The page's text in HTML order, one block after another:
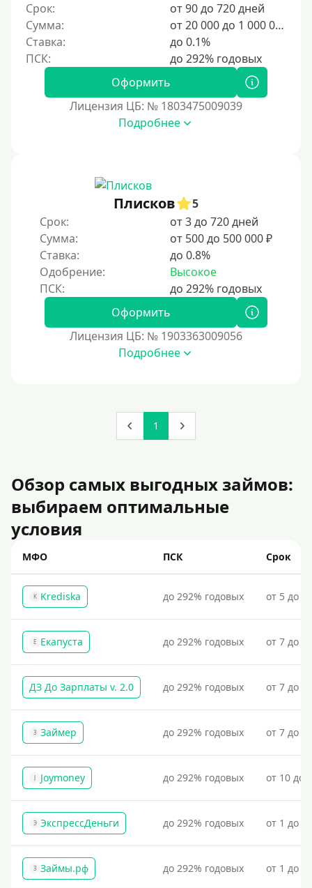
Срок:
от 90 до 720 дней
Сумма:
от 20 000 до 1 000 000 ₽
Ставка:
до 0.1%
Оформить
Лицензия ЦБ: № 1803475009039
Подробнее
Плисков
5
Срок:
от 3 до 720 дней
Сумма:
от 500 до 500 000 ₽
Ставка:
до 0.8%
Одобрение:
Высокое
Оформить
Лицензия ЦБ: № 1903363009056
Подробнее
1
Обзор самых выгодных займов:
выбираем оптимальные
условия
МФО ПСК Срок
K Krediska до 292% годовых от 5 до
Е Екапуста до 292% годовых от 7 до
ДЗ До Зарплаты v. 2.0 до 292% годовых от 7 до
З Займер до 292% годовых от 7 до
J Joymoney до 292% годовых от 10 до
Э ЭкспрессДеньги до 292% годовых от 1 до
З Займы.рф до 292% годовых от 1 до